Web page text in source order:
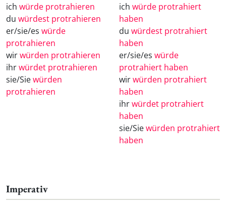
ich würde protrahieren
du würdest protrahieren
er/sie/es würde
protrahieren
wirwürden protrahieren
ihrwürdet protrahieren
sie/Siewürden
protrahieren
ich würde protrahiert
haben
du würdest protrahiert
haben
er/sie/es würde
protrahiert haben
wirwürden protrahiert
haben
ihrwürdet protrahiert
haben
sie/Siewürden protrahiert
haben
Imperativ